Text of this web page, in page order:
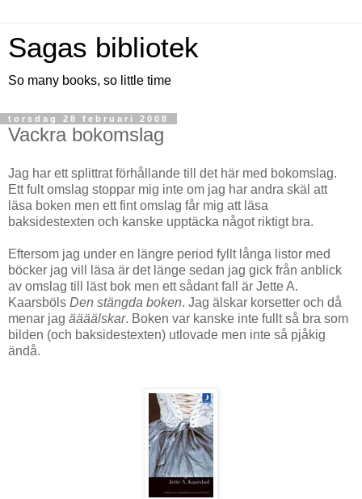
Sagas bibliotek
So many books, so little time
torsdag 28 februari 2008
Vackra bokomslag
Jag har ett splittrat förhållande till det här med bokomslag.
Ett fult omslag stoppar mig inte om jag har andra skäl att
läsa boken men ett fint omslag får mig att läsa
baksidestexten och kanske upptäcka något riktigt bra.
Eftersom jag under en längre period fyllt långa listor med
böcker jag vill läsa är det länge sedan jag gick från anblick
av omslag till läst bok men ett sådant fall är Jette A.
Kaarsböls Den stängda boken. Jag älskar korsetter och då
menar jag äääälskar. Boken var kanske inte fullt så bra som
bilden (och baksidestexten) utlovade men inte så pjåkig
ändå.